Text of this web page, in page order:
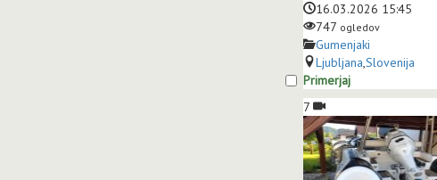
16.03.2026 15:45
747 ogledov
Gumenjaki
Ljubljana,Slovenija
Primerjaj
7